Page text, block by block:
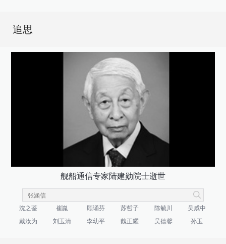
追思
舰船通信专家陆建勋院士逝世
沈之荃 崔崑 顾诵芬 苏哲子 陈毓川
吴咸中
戴汝为
刘玉清 李幼平 魏正耀 吴德馨 孙玉